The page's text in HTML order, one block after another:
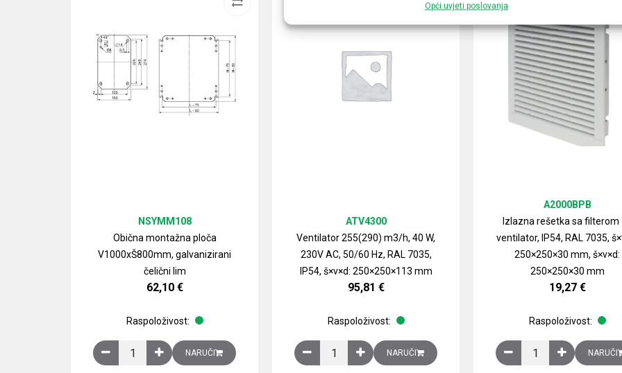
Opći uvjeti poslovanja
Obična montažna ploča
V1000xŠ800mm, galvanizirani
čelični lim
NSYMM108
62,10 €
Raspoloživost:
Obična montažna ploča V1000xŠ800mm, galvanizirani čelični lim količina
NARUČI
Ventilator 255(290) m3/h, 40 W,
230V AC, 50/60 Hz, RAL 7035,
IP54, š×v×d: 250×250×113 mm
ATV4300
95,81 €
Raspoloživost:
Ventilator 255(290) m3/h, 40 W, 230V AC, 50/60 Hz, RAL 7035,
NARUČI
Izlazna rešetka sa filterom
ventilator, IP54, RAL 7035,
250×250×30 mm, š×v×d:
250×250×30 mm
A2000BPB
19,27 €
Raspoloživost:
Izlazna rešetka saNARUČI